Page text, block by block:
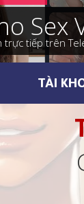
Sex
trực tiếp trên
TÀI